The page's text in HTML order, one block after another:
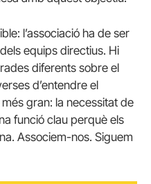
l’associació ha de ser
equips directius. Hi
diferents sobre el
d’entendre el
gran: la necessitat de
funció clau perquè els
Associem-nos. Siguem